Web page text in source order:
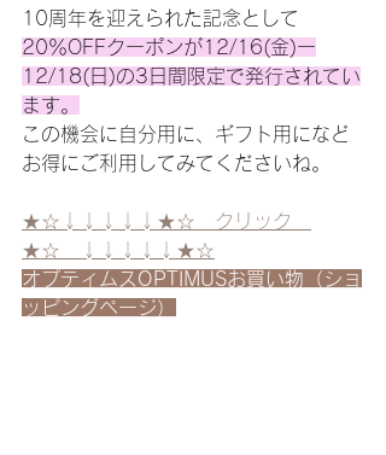
10周年を迎えられた記念として
20％OFFクーポンが12/16(金)ー
12/18(日)の3日間限定で発行されてい
ます。
この機会に自分用に、ギフト用になど
お得にご利用してみてくださいね。
★☆↓↓↓↓↓★☆　クリック
★☆　↓↓↓↓↓★☆
オプティムスOPTIMUSお買い物（ショ
ッピングページ）